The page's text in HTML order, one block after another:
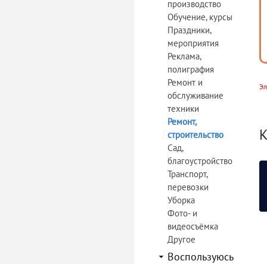
производство
Обучение, курсы
Праздники,
мероприятия
Реклама,
полиграфия
Ремонт и
обслуживание
техники
Ремонт,
строительство
Сад,
благоустройство
Транспорт,
перевозки
Уборка
Фото- и
видеосъёмка
Другое
Воспользуюсь